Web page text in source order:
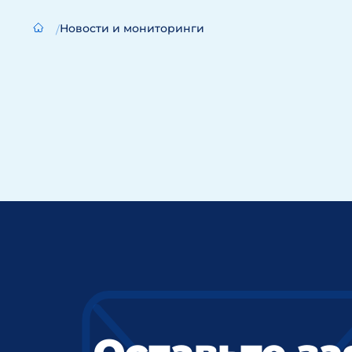
Новости и мониторинги